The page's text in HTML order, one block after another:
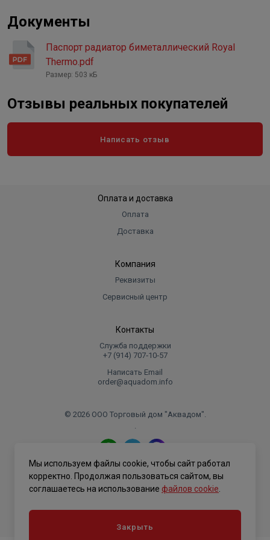
Документы
Паспорт радиатор биметаллический Royal
Thermo.pdf
Размер: 503 кБ
Отзывы реальных покупателей
Написать отзыв
Оплата и доставка
Оплата
Доставка
Компания
Реквизиты
Сервисный центр
Контакты
Служба поддержки
+7 (914) 707‑10‑57
Написать Email
order@aquadom.info
© 2026 ООО Торговый дом "Аквадом".
.
Политика конфиденциальности
Мы используем файлы cookie, чтобы сайт работал
корректно. Продолжая пользоваться сайтом, вы
соглашаетесь на использование файлов cookie
Закрыть